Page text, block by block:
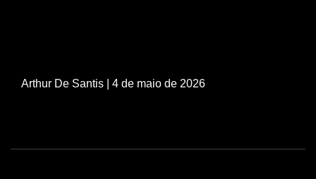
Arthur De Santis | 4 de maio de 2026